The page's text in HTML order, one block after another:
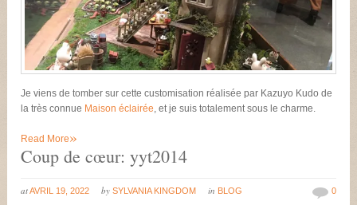
Je viens de tomber sur cette customisation réalisée par Kazuyo Kudo de
la très connue Maison éclairée, et je suis totalement sous le charme.
Read More»
Coup de cœur: yyt2014
atAVRIL 19, 2022 by SYLVANIA KINGDOM in BLOG 0